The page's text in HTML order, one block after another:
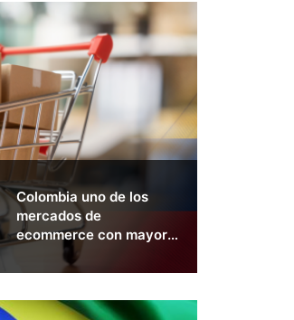
Colombia uno de los
mercados de
ecommerce con mayor
2026